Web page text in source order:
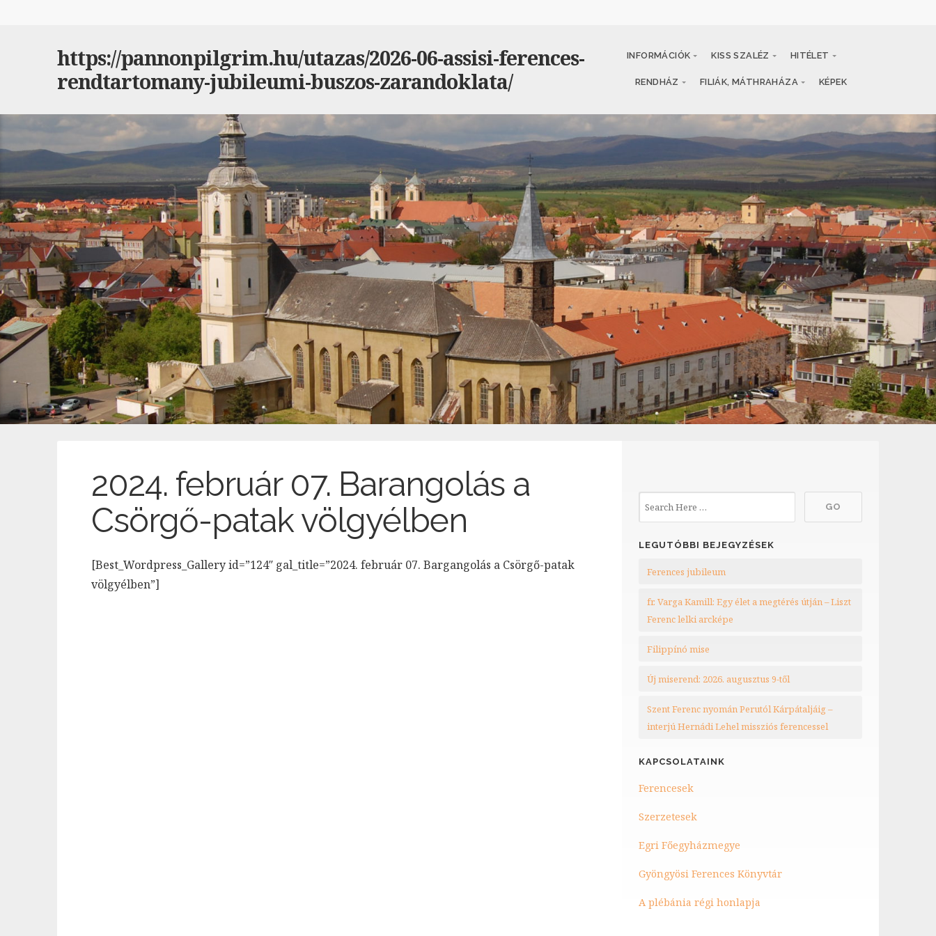
https://pannonpilgrim.hu/utazas/2026-06-assisi-ferences-
rendtartomany-jubileumi-buszos-zarandoklata/
INFORMÁCIÓK KISS SZALÉZ HITÉLET
RENDHÁZ FILIÁK, MÁTHRAHÁZA KÉPEK
2024. február 07. Barangolás a
Csörgő-patak völgyélben
[Best_Wordpress_Gallery id=”124″ gal_title=”2024. február 07. Bargangolás a Csörgő-patak
völgyélben”]
LEGUTÓBBI BEJEGYZÉSEK
Ferences jubileum
fr. Varga Kamill: Egy élet a megtérés útján – Liszt
Ferenc lelki arcképe
Filippínó mise
Új miserend: 2026. augusztus 9-től
Szent Ferenc nyomán Perutól Kárpátaljáig –
interjú Hernádi Lehel missziós ferencessel
KAPCSOLATAINK
Ferencesek
Szerzetesek
Egri Főegyházmegye
Gyöngyösi Ferences Könyvtár
A plébánia régi honlapja